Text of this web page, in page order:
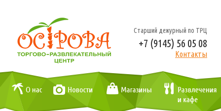
Старший дежурный по ТРЦ
+7 (9145) 56 05 08
Контакты